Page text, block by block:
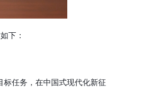
下：
标任务，在中国式现代化新征